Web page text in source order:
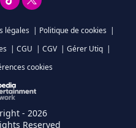
légales | Politique de cookies |
| CGU | CGV | Gérer Utiq |
cookies
- 2026
Reserved